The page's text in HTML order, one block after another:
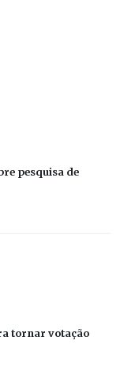
pesquisa de
tornar votação